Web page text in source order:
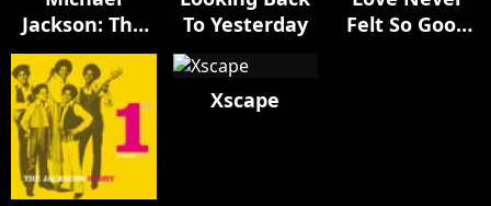
Jackson: The
Complete
Remix Suite
To Yesterday
Felt So Good
Xscape